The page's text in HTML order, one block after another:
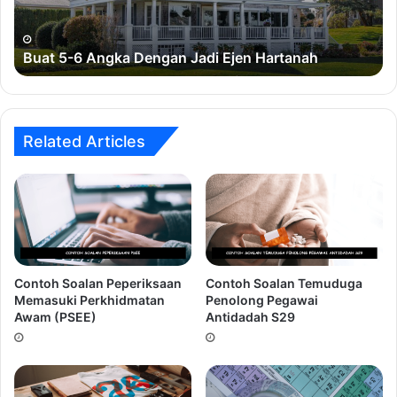
4. Penampilan yang tidak tepat.Ramai calon tidak
mengenakan pakaian dengan etika pemakaian yang betul
5.Over Confident! Terlalu yakin!.
dilakukan oleh calon-calon yang mempunyai keputusan
akademik yang cemerlang.
Ingin Dapatkan Rujukan Temuduga
Penolong Jurutera JA29 ???
Hartanah
Buat 5-6 Angka Dengan Jadi Ejen Hartanah
Related Articles
Contoh Soalan Peperiksaan
Memasuki Perkhidmatan
Awam (PSEE)
Contoh Soalan Temuduga
Penolong Pegawai
Antidadah S29